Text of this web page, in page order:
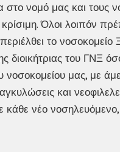
νομό μας και τους
Όλοι λοιπόν
το
διοικήτριας του ΓΝΞ
νοσοκομείου μας, με
και
νέο